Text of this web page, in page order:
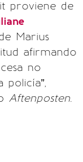
proviene de
Marius
afirmando
no
policía”,
Aftenposten.